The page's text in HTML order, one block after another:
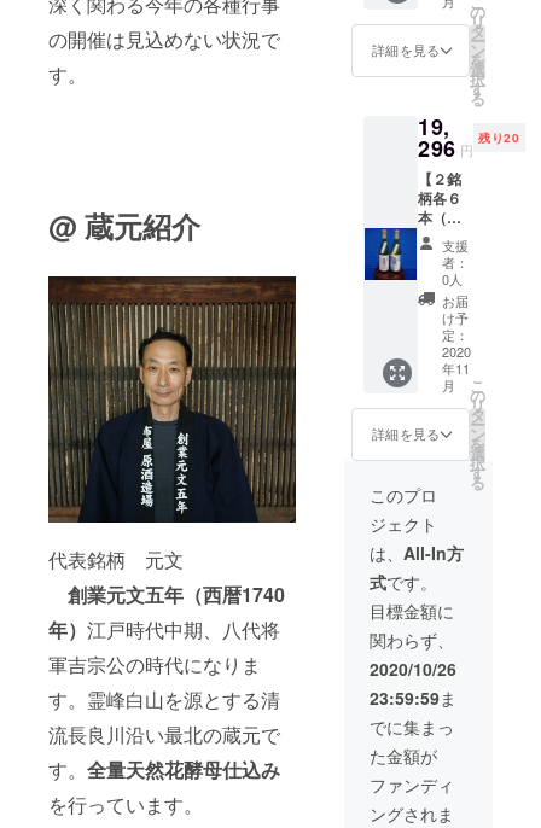
の開催は見込めない状況で
す。
@ 蔵元紹介
代表銘柄 元文
創業元文五年（西暦1740
年） 江戸時代中期、八代将
軍吉宗公の時代になりま
す。霊峰白山を源とする清
流長良川沿い最北の蔵元で
す。 全量天然花酵母仕込み
を行っています。
ており
ます ※
20歳未
止され
ていま
す ※ 配
送日時
の指定
は致し
かねま
す。ご
了承く
ださ
い。
造）
（左）
銘柄
②：元
文 花
菊（大
吟醸）
（右）
サイ
ズ：4合
瓶
720ml ※
送料込
み ※ リ
ターン
発送は
2020年
11月を
予定し
ており
ます ※
20歳未
律で禁
止され
ていま
す ※ 配
送日時
の指定
は致し
かねま
す。ご
了承く
ださ
い。
詳細を見る
の
リ
タ
ー
ン
を
選
択
す
る
19,
296 円
残り20
【２銘
柄各６
本（計
１２
本）】
銘柄
①：元
文 花
酵母・
さくら
（本醸
造）
（左）
銘柄
②：元
文 花
酵母・
菊（大
吟醸）
（右）
サイ
ズ：4合
瓶
720ml ※
送料込
み ※ リ
ターン
発送は
2020年
11月を
予定し
ており
ます ※
20歳未
支援
者：
0人
お届
け予
定：
2020
年11
月
詳細を見る
こ
の
リ
タ
ー
ン
を
選
択
す
る
このプロ
ジェクト
は、 All-In方
式です。
目標金額に
関わらず、
2020/10/26
23:59:59ま
でに集まっ
た金額が
ファンディ
ングされま